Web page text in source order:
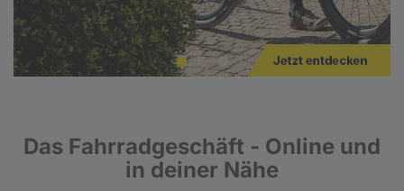
Das Fahrradgeschäft - Online und
in deiner Nähe